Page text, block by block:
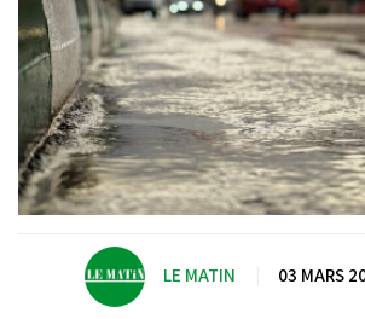
LE MATIN 03 MARS